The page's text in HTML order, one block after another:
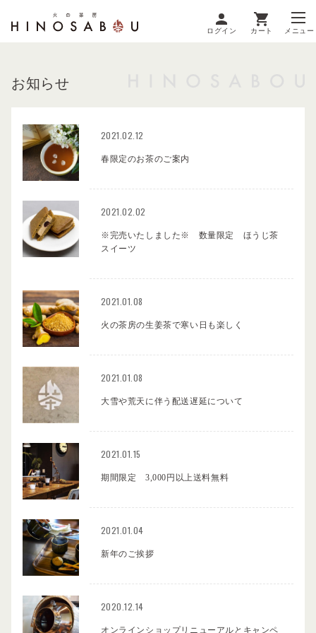
ログイン カート メニュー
お知らせ
2021.02.12
春限定のお茶のご案内
2021.02.02
※完売いたしました※ 数量限定 ほうじ茶
スイーツ
2021.01.08
火の茶房の生姜茶で寒い日も楽しく
2021.01.08
大雪や荒天に伴う配送遅延について
2021.01.15
期間限定 3,000円以上送料無料
2021.01.04
新年のご挨拶
2020.12.14
オンラインショップリニューアルとキャンペ